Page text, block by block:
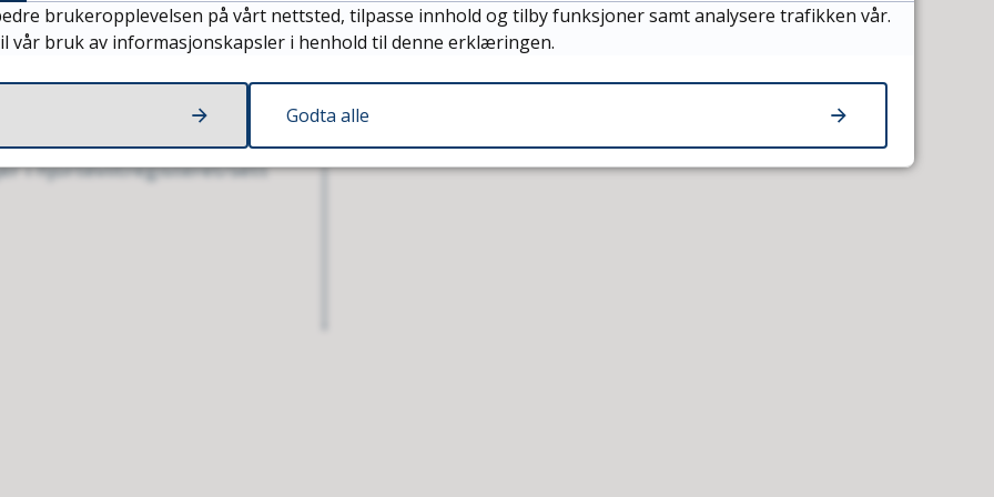
Aure kommune sender
Kjever fra alle
skyter en bukk på 2,5 år
den med utgitt
info som skal fylles og,
i hjorteviltregisteret/sett
brukeropplevelsen på vårt nettsted, tilpasse innhold og tilby funksjoner samt analysere trafikken vår.
vår bruk av informasjonskapsler i henhold til denne erklæringen.
Godta alle